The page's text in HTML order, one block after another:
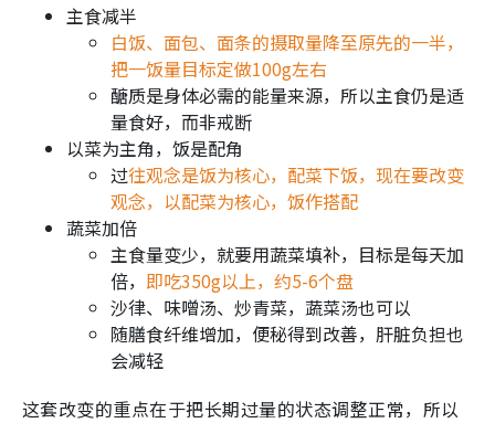
主食减半
白饭、面包、面条的摄取量降至原先的一半，
把一饭量目标定做100g左右
醣质是身体必需的能量来源，所以主食仍是适
量食好，而非戒断
以菜为主角，饭是配角
过往观念是饭为核心，配菜下饭，现在要改变
观念，以配菜为核心，饭作搭配
蔬菜加倍
主食量变少，就要用蔬菜填补，目标是每天加
倍， 即吃350g以上，约5-6个盘
沙律、味噌汤、炒青菜，蔬菜汤也可以
随膳食纤维增加，便秘得到改善，肝脏负担也
会减轻
这套改变的重点在于把长期过量的状态调整正常，所以